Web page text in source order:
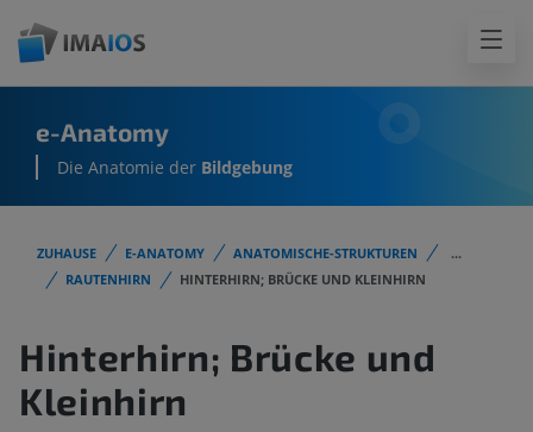
e-Anatomy
Die Anatomie der Bildgebung
ZUHAUSE E-ANATOMY ANATOMISCHE-STRUKTUREN
...
RAUTENHIRN
HINTERHIRN; BRÜCKE UND KLEINHIRN
Hinterhirn; Brücke und
Kleinhirn